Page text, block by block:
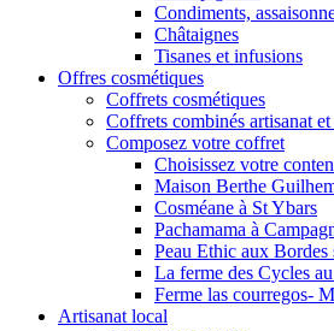
Condiments,
Châtaignes
Tisanes et infusions
Offres cosmétiques
Coffrets cosmétiques
Coffrets combinés artisanat
Composez votre coffret
Choisissez votre
Maison Berthe
Cosméane à St Ybars
Pachamama à
Peau Ethic aux Bordes
La ferme des Cycles
Ferme las courregos-
Artisanat local